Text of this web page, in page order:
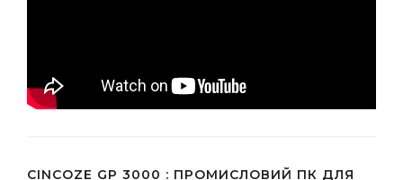
CINCOZE GP 3000 : ПРОМИСЛОВИЙ ПК ДЛЯ